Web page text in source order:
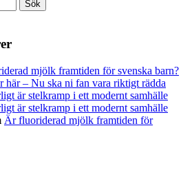
mjölk framtiden för svenska barn?
här – Nu ska ni fan vara riktigt rädda
är stelkramp i ett modernt samhälle
är stelkramp i ett modernt samhälle
Är fluoriderad mjölk framtiden för